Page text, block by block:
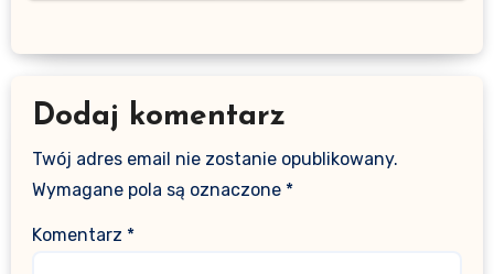
Dodaj komentarz
Twój adres email nie zostanie opublikowany.
Wymagane pola są oznaczone *
Komentarz *